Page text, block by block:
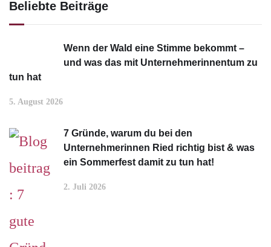
Beliebte Beiträge
Wenn der Wald eine Stimme bekommt –
und was das mit Unternehmerinnentum zu
tun hat
5. August 2026
7 Gründe, warum du bei den
Unternehmerinnen Ried richtig bist & was
ein Sommerfest damit zu tun hat!
2. Juli 2026